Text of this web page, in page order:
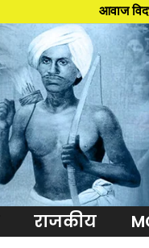
आवाज विदर्भ नागपुर
राजकीय